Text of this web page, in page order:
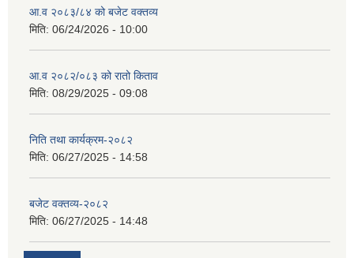
आ.व २०८३/८४ को बजेट वक्तव्य
मिति: 06/24/2026 - 10:00
आ.व २०८२/०८३ को रातो किताव
मिति: 08/29/2025 - 09:08
निति तथा कार्यक्रम-२०८२
मिति: 06/27/2025 - 14:58
बजेट वक्तव्य-२०८२
मिति: 06/27/2025 - 14:48